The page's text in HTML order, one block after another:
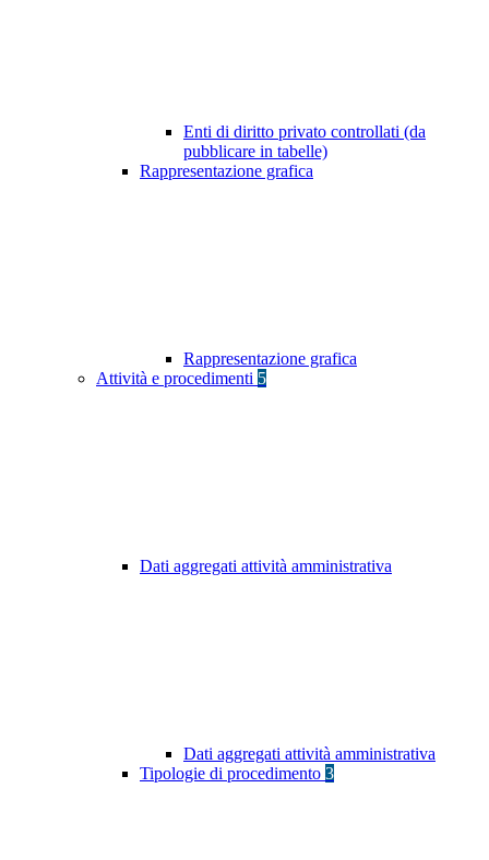
Enti di diritto privato controllati (da
pubblicare in tabelle)
Rappresentazione grafica
Rappresentazione grafica
Attività e procedimenti 5
Dati aggregati attività amministrativa
Dati aggregati attività amministrativa
Tipologie di procedimento 3